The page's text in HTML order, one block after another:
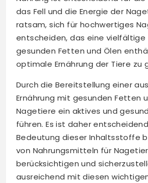
das Fell und die Energie der
ratsam, sich für hochwertiges
entscheiden, das eine vielfältige
gesunden Fetten und Ölen
optimale Ernährung der Tiere zu
Durch die Bereitstellung einer
Ernährung mit gesunden Fetten
Nagetiere ein aktives und
führen. Es ist daher
Bedeutung dieser Inhaltsstoffe
von Nahrungsmitteln für
berücksichtigen und
ausreichend mit diesen